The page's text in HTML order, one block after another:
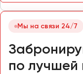
Мы на связи 24/7
по лучшей